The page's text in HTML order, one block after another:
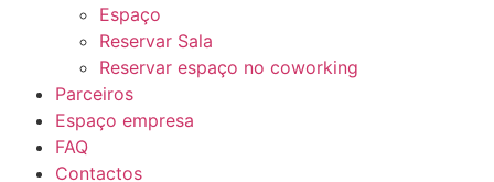
Espaço
Reservar Sala
Reservar espaço no coworking
Parceiros
Espaço empresa
FAQ
Contactos